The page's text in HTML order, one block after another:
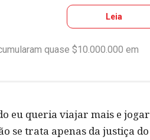
Leia
quase $10.000.000 em
eu queria viajar mais e jogar
se trata apenas da justiça do